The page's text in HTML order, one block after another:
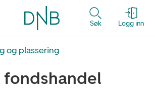
Søk Logg inn
og plassering
fondshandel